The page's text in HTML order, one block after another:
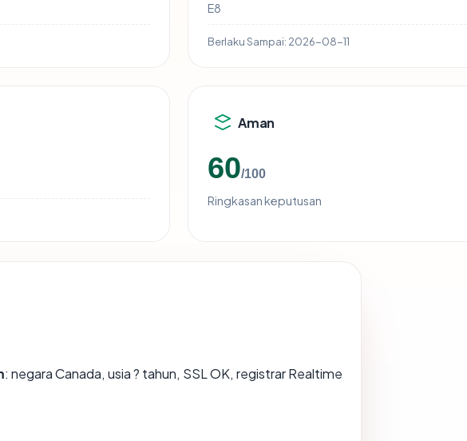
E8
Berlaku Sampai: 2026-08-11
Aman
60/100
Ringkasan keputusan
: negara Canada, usia ? tahun, SSL OK, registrar Realtime